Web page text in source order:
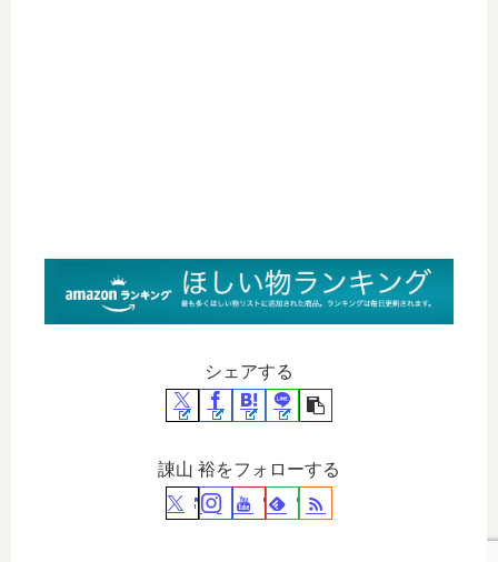
シェアする
諌山 裕をフォローする